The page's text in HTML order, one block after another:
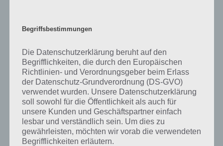
Werfe regelmäßig einen Blick in die Bike Unchained
Werkstatt, um dein Bike und Fahrrad zu verbessern
oder auf eine andere EIgenschaft umzurüsten
Begriffsbestimmungen
Die Datenschutzerklärung beruht auf den
Begrifflichkeiten, die durch den Europäischen
Richtlinien- und Verordnungsgeber beim Erlass
der Datenschutz-Grundverordnung (DS-GVO)
verwendet wurden. Unsere Datenschutzerklärung
soll sowohl für die Öffentlichkeit als auch für
unsere Kunden und Geschäftspartner einfach
lesbar und verständlich sein. Um dies zu
gewährleisten, möchten wir vorab die verwendeten
Begrifflichkeiten erläutern.